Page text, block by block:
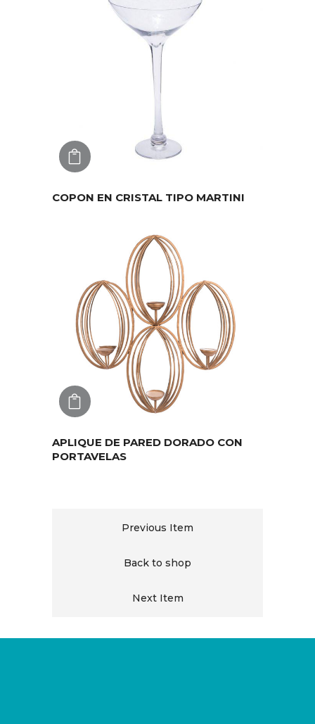
AGREGAR
COPON EN CRISTAL TIPO MARTINI
AGREGAR
APLIQUE DE PARED DORADO CON
PORTAVELAS
Previous Item
Back to shop
Next Item